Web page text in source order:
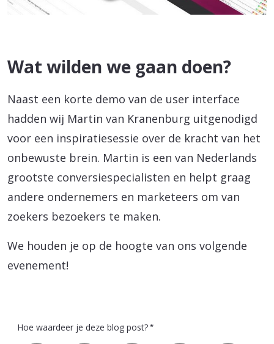
Wat wilden we gaan doen?
Naast een korte demo van de user interface
hadden wij Martin van Kranenburg uitgenodigd
voor een inspiratiesessie over de kracht van het
onbewuste brein. Martin is een van Nederlands
grootste conversiespecialisten en helpt graag
andere ondernemers en marketeers om van
zoekers bezoekers te maken.
We houden je op de hoogte van ons volgende
evenement!
Hoe waardeer je deze blog post? *